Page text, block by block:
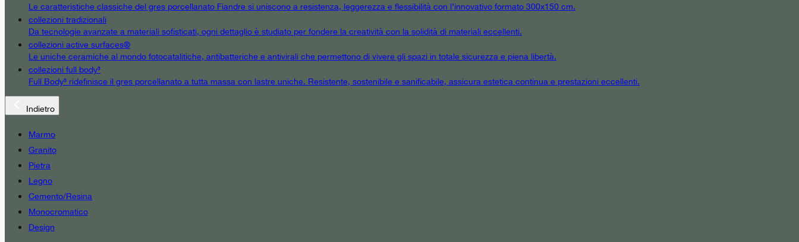
Le caratteristiche classiche del gres porcellanato Fiandre si uniscono a resistenza, leggerezza e flessibilità con l’innovativo formato 300x150 cm.
collezioni tradizionali
Da tecnologie avanzate a materiali sofisticati, ogni dettaglio è studiato per fondere la creatività con la solidità di materiali eccellenti.
collezioni active surfaces®
Le uniche ceramiche al mondo fotocatalitiche, antibatteriche e antivirali che permettono di vivere gli spazi in totale sicurezza e piena libertà.
collezioni full body³
Full Body³ ridefinisce il gres porcellanato a tutta massa con lastre uniche. Resistente, sostenibile e sanificabile, assicura estetica continua e prestazioni eccellenti.
Indietro
Marmo
Granito
Pietra
Legno
Cemento/Resina
Monocromatico
Design